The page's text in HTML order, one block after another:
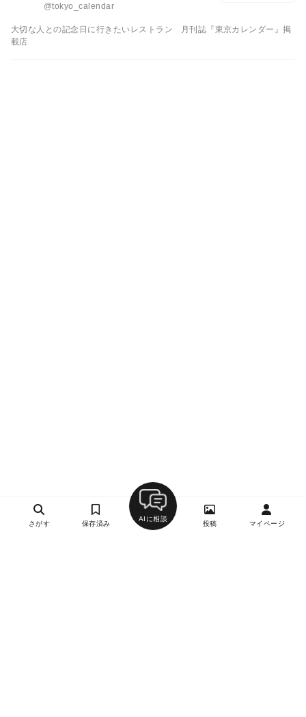
@tokyo_calendar
大切な人との記念日に行きたいレストラン
月刊誌『東京カレンダー』掲
載店
さがす 保存済み
AIに相談
投稿 マイページ